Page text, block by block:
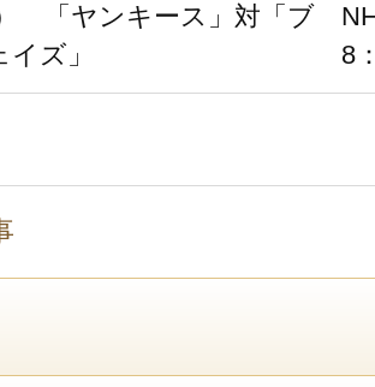
「ヤンキース」対「ブ
ズ」
8